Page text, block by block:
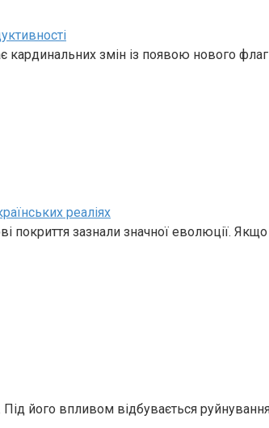
кардинальних змін із появою нового
реаліях
покриття зазнали значної еволюції. Якщо
його впливом відбувається